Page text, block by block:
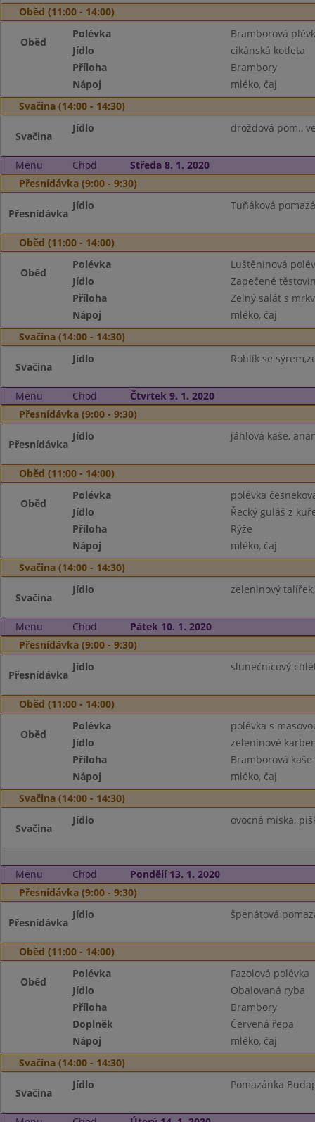
Oběd (11:00 - 14:00)
Oběd
Polévka
Bramborová
Jídlo
cikánská kotleta
Příloha
Brambory
Nápoj
mléko, čaj
Svačina (14:00 - 14:30)
Svačina
Jídlo droždová pom.,
Menu Chod
Středa 8. 1. 2020
Přesnídávka (9:00 - 9:30)
Přesnídávka
Jídlo Tuňáková
Oběd (11:00 - 14:00)
Oběd
Polévka
Luštěninová
Jídlo
Zapečené
Příloha
Zelný salát s
Nápoj
mléko, čaj
Svačina (14:00 - 14:30)
Svačina
Jídlo Rohlík se
Menu Chod
Čtvrtek 9. 1. 2020
Přesnídávka (9:00 - 9:30)
Přesnídávka
Jídlo jáhlová kaše,
Oběd (11:00 - 14:00)
Oběd
Polévka
polévka
Jídlo
Řecký guláš z
Příloha
Rýže
Nápoj
mléko, čaj
Svačina (14:00 - 14:30)
Svačina
Jídlo zeleninový
Menu Chod
Pátek 10. 1. 2020
Přesnídávka (9:00 - 9:30)
Přesnídávka
Jídlo slunečnicový
Oběd (11:00 - 14:00)
Oběd
Polévka
polévka s
Jídlo
zeleninové
Příloha
Bramborová kaše
Nápoj
mléko, čaj
Svačina (14:00 - 14:30)
Svačina
Jídlo ovocná miska,
Menu Chod
Pondělí 13. 1. 2020
Přesnídávka (9:00 - 9:30)
Přesnídávka
Jídlo špenátová
Oběd (11:00 - 14:00)
Oběd
Polévka
Fazolová polévka
Jídlo
Obalovaná ryba
Příloha
Brambory
Doplněk
Červená řepa
Nápoj
mléko, čaj
Svačina (14:00 - 14:30)
Svačina
Jídlo Pomazánka